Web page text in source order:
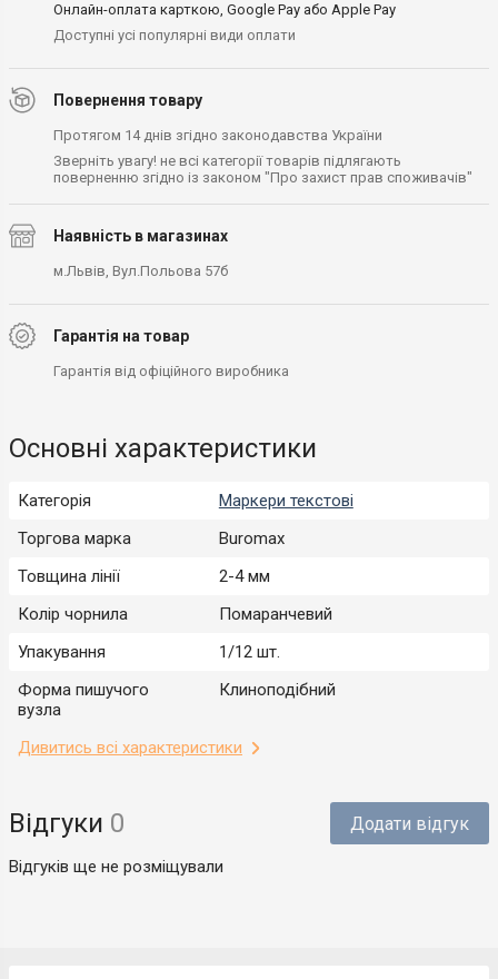
Онлайн-оплата карткою, Google Pay або Apple Pay
Доступні усі популярні види оплати
Повернення товару
Протягом 14 днів згідно законодавства України
Зверніть увагу! не всі категорії товарів підлягають
поверненню згідно із законом "Про захист прав споживачів"
Наявність в магазинах
м.Львів, Вул.Польова 57б
Гарантія на товар
Гарантія від офіційного виробника
Основні характеристики
Категорія
Маркери текстові
Торгова марка
Buromax
Товщина лінії
2-4 мм
Колір чорнила
Помаранчевий
Упакування
1/12 шт.
Форма пишучого
вузла
Клиноподібний
Дивитись всі характеристики
Відгуки 0 Додати відгук
Відгуків ще не розміщували